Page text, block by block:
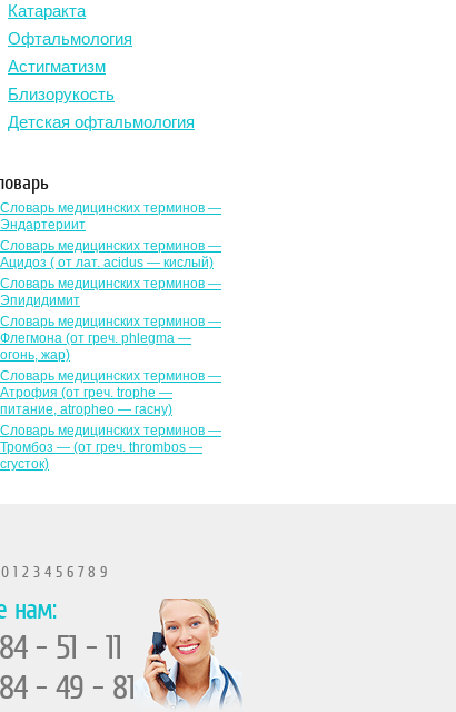
Катаракта
Офтальмология
Астигматизм
Близорукость
Детская офтальмология
Словарь медицинских терминов —
Эндартериит
Словарь медицинских терминов —
Ацидоз ( от лат. асidus — кислый)
Словарь медицинских терминов —
Эпидидимит
Словарь медицинских терминов —
Флегмона (от гpeч. phlegma —
огонь, жар)
Словарь медицинских терминов —
Атрофия (от греч. trophe —
питание, atropheo — гасну)
Словарь медицинских терминов —
Тромбоз — (от греч. thrombos —
сгусток)
0 1 2 3 4 5 6 7 8 9
нам:
- 51 - 11
- 49 - 81